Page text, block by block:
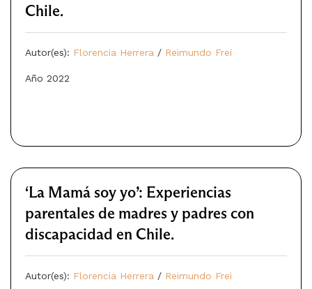
Chile.
Autor(es): Florencia Herrera / Reimundo Frei
Año 2022
‘La Mamá soy yo’: Experiencias
parentales de madres y padres con
discapacidad en Chile.
Autor(es): Florencia Herrera / Reimundo Frei